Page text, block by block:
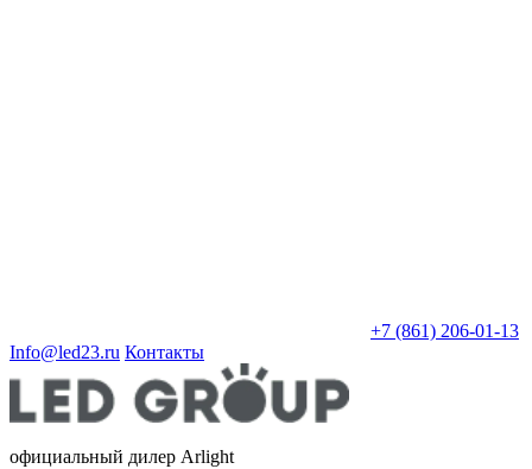
+7 (861) 206-01-13
Info@led23.ru Контакты
официальный дилер Arlight